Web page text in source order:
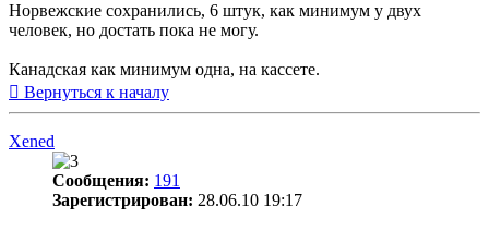
Норвежские сохранились, 6 штук, как минимум у двух
человек, но достать пока не могу.
Канадская как минимум одна, на кассете.
Вернуться к началу
Xened
Сообщения: 191
Зарегистрирован: 28.06.10 19:17